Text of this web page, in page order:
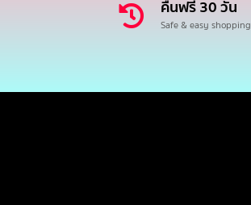
คืนฟรี 30 วัน
Safe & easy shopping